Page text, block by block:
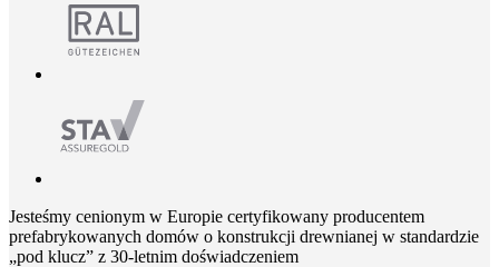
Jesteśmy cenionym w Europie certyfikowany producentem
prefabrykowanych domów o konstrukcji drewnianej w standardzie
„pod klucz” z 30-letnim doświadczeniem